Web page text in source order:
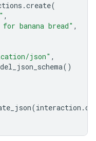
.create(
,
banana bread" ,
json" ,
()
(interaction .